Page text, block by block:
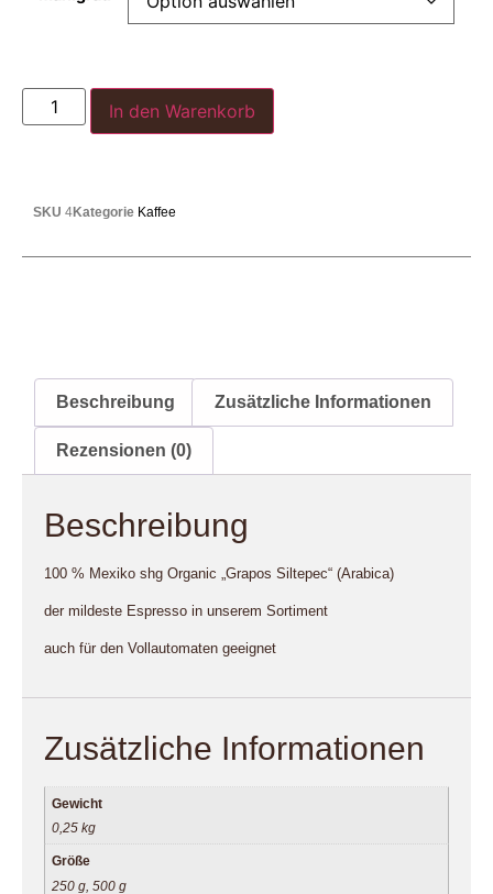
In den Warenkorb
SKU 4Kategorie Kaffee
Beschreibung Zusätzliche Informationen
Rezensionen (0)
Beschreibung
100 % Mexiko shg Organic „Grapos Siltepec“ (Arabica)
der mildeste Espresso in unserem Sortiment
auch für den Vollautomaten geeignet
Zusätzliche Informationen
Gewicht
0,25 kg
Größe
250 g, 500 g